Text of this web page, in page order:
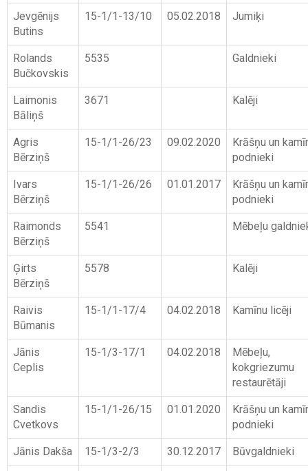
Jevgēnijs
Butins
15-1/1-13/10 05.02.2018 Jumiķi
Rolands
Bučkovskis
5535 Galdnieki
Laimonis
Bāliņš
3671 Kalēji
Agris
Bērziņš
15-1/1-26/23 09.02.2020
Krāšņu un
podnieki
Ivars
Bērziņš
15-1/1-26/26 01.01.2017
Krāšņu un
podnieki
Raimonds
Bērziņš
5541 Mēbeļu
Ģirts
Bērziņš
5578 Kalēji
Raivis
Būmanis
15-1/1-17/4 04.02.2018 Kamīnu licēji
Jānis
Ceplis
15-1/3-17/1 04.02.2018
Mēbeļu,
kokgriezumu
restaurētāji
Sandis
Cvetkovs
15-1/1-26/15 01.01.2020
Krāšņu un
podnieki
Jānis Dakša 15-1/3-2/3 30.12.2017 Būvgaldnieki